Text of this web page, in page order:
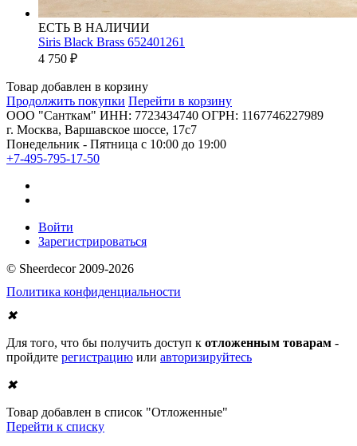
ЕСТЬ В НАЛИЧИИ
Siris Black Brass 652401261
4 750 ₽
Товар добавлен в корзину
Продолжить покупки Перейти в корзину
ООО "Санткам" ИНН: 7723434740 ОГРН: 1167746227989
г. Москва, Варшавское шоссе, 17с7
Понедельник - Пятница с 10:00 до 19:00
+7-495-795-17-50
Войти
Зарегистрироваться
© Sheerdecor 2009-2026
Политика конфиденциальности
✖
Для того, что бы получить доступ к отложенным товарам -
пройдите регистрацию или авторизируйтесь
✖
Товар добавлен в список "Отложенные"
Перейти к списку